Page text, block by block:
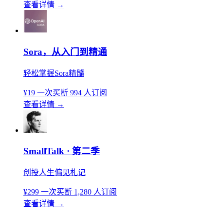
查看详情 →
Sora，从入门到精通
轻松掌握Sora精髓
¥19 一次买断 994 人订阅
查看详情 →
SmallTalk · 第二季
创投人生偏见札记
¥299 一次买断 1,280 人订阅
查看详情 →